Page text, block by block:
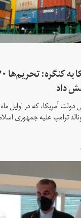
داد
آمریکا، که در اوایل ماه